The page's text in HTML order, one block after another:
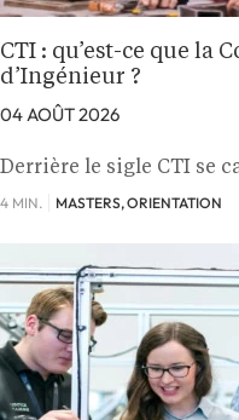
CTI : qu’est-ce que la
d’Ingénieur ?
04 AOÛT 2026
Derrière le sigle CTI se
4 MIN. MASTERS, ORIENTATION